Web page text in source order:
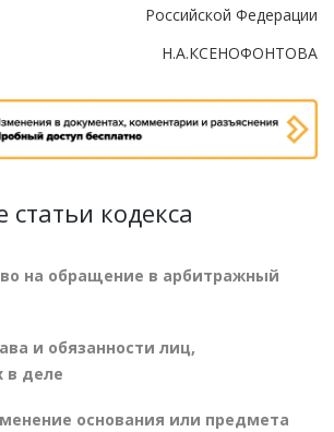
Российской Федерации
Н.А.КСЕНОФОНТОВА
кодекса
на обращение в арбитражный
и обязанности лиц,
в деле
основания или предмета